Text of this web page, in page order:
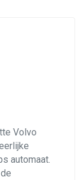
Volvo
automaat.